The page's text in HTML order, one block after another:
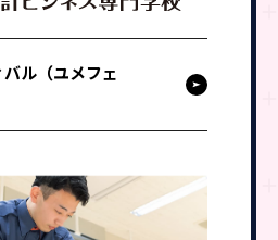
ル（ユメフェ